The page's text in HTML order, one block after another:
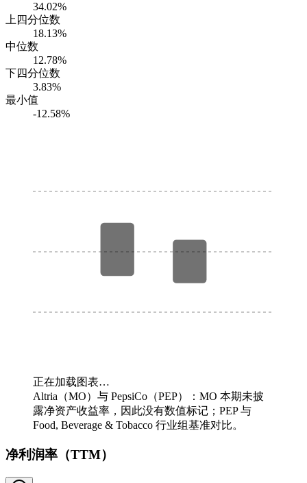
34.02%
上四分位数
18.13%
中位数
12.78%
下四分位数
3.83%
最小值
-12.58%
正在加载图表…
Altria（MO）与 PepsiCo（PEP）：MO 本期未披
露净资产收益率，因此没有数值标记；PEP 与
Food, Beverage & Tobacco 行业组基准对比。
净利润率（TTM）